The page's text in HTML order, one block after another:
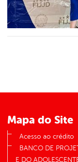
Mapa do Site
Acesso ao crédito
BANCO DE
E DO